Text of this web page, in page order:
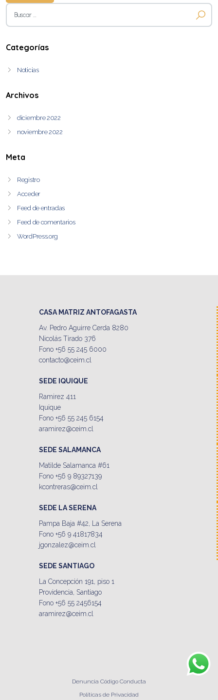
Buscar:
Categorías
Noticias
Archivos
diciembre 2022
noviembre 2022
Meta
Registro
Acceder
Feed de entradas
Feed de comentarios
WordPress.org
CASA MATRIZ ANTOFAGASTA
Av. Pedro Aguirre Cerda 8280
Nicolás Tirado 376
Fono +56 55 245 6000
contacto@ceim.cl
SEDE IQUIQUE
Ramirez 411
Iquique
Fono +56 55 245 6154
aramirez@ceim.cl
SEDE SALAMANCA
Matilde Salamanca #61
Fono +56 9 89327139
kcontreras@ceim.cl
SEDE LA SERENA
Pampa Baja #42, La Serena
Fono +56 9 41817834
jgonzalez@ceim.cl
SEDE SANTIAGO
La Concepción 191, piso 1
Providencia, Santiago
Fono +56 55 2456154
aramirez@ceim.cl
Denuncia Código Conducta
Políticas de Privacidad